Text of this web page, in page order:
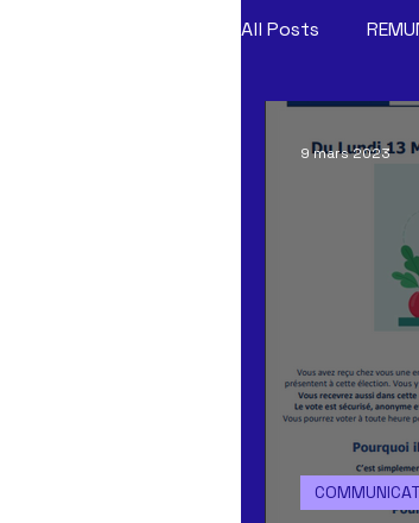
All Posts
9 mars 2023